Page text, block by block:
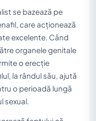
se bazează pe
care acționează
excelente. Când
organele genitale
o erecție
la rândul său, ajută
o perioadă lungă
sexual.